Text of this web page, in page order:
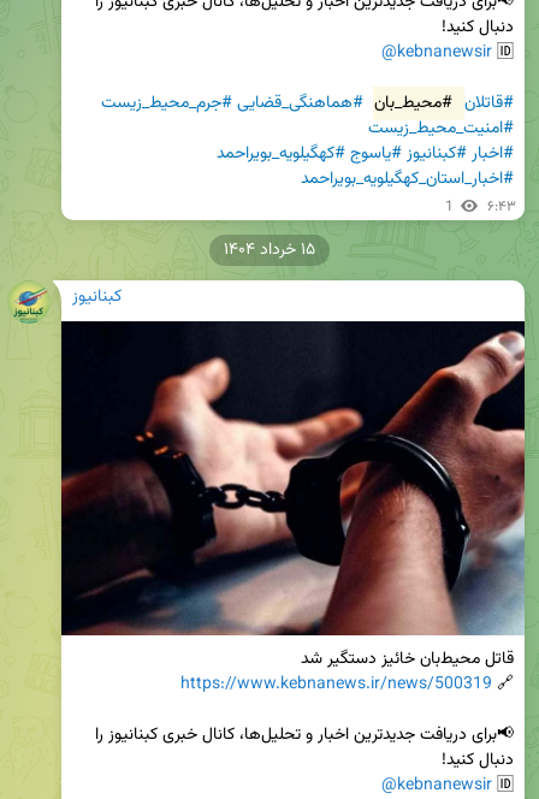
🆔
@kebnanewsir
#قاتلان #محیط_بان #هماهنگی_قضایی#جرم_محیط_زیست
#امنیت_محیط_زیست
#اخبار#کبنانیوز#یاسوج#کهگیلویه_بویراحمد
#اخبار_استان_کهگیلویه_بویراحمد
1 ۶:۴۳
کبنانیوز
🔗
https://www.kebnanews.ir/news/500319
🆔
@kebnanewsir
۱۵ خرداد ۱۴۰۴